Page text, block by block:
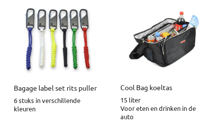
Bagage label set rits puller
6 stuks in verschillende
kleuren
Cool Bag koeltas
15 liter
Voor eten en drinken in de
auto